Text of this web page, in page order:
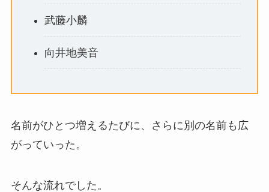
武藤小麟
向井地美音
名前がひとつ増えるたびに、さらに別の名前も広
がっていった。
そんな流れでした。